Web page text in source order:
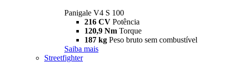
Panigale V4 S 100
216 CV Potência
120,9 Nm Torque
187 kg Peso bruto sem combustível
Saiba mais
Streetfighter